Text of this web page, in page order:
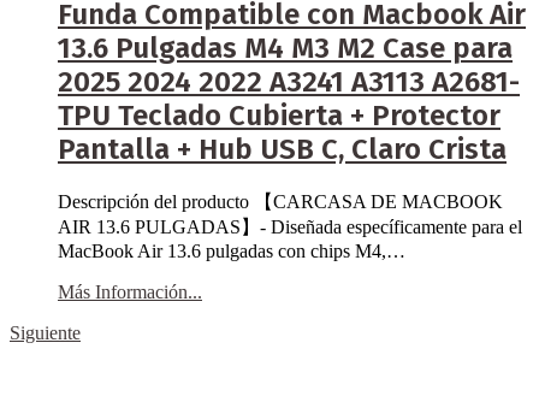
Funda Compatible con Macbook Air
13.6 Pulgadas M4 M3 M2 Case para
2025 2024 2022 A3241 A3113 A2681-
TPU Teclado Cubierta + Protector
Pantalla + Hub USB C, Claro Crista
Descripción del producto 【CARCASA DE MACBOOK
AIR 13.6 PULGADAS】- Diseñada específicamente para el
MacBook Air 13.6 pulgadas con chips M4,…
Más Información...
Siguiente